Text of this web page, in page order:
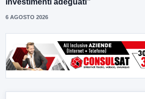
investimenti adeguati”
6 AGOSTO 2026